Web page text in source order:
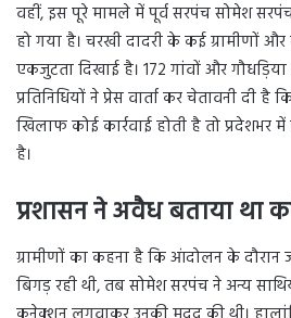
वहीं, इस पूरे मामले में पूर्व सरपंच सोमेश
हो गया है। चरखी दादरी के कई ग्रामीणों
एकजुटता दिखाई है। 172 गांवों और
प्रतिनिधियों ने प्रेस वार्ता कर चेतावनी दी
खिलाफ कोई कार्रवाई होती है तो
है।
प्रशासन ने अवैध बताया था
ग्रामीणों का कहना है कि आंदोलन के दौरान
बिगड़ रही थी, तब सोमेश सरपंच ने अन्य